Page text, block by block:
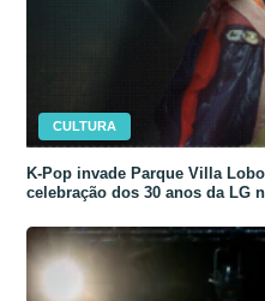
CULTURA
K-Pop invade Parque Villa
celebração dos 30 anos da LG